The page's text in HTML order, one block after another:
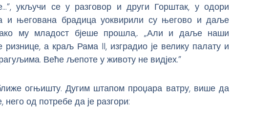
укључи се у разговор и други Горштак, у одори
и његована брадица уоквирили су његово и даље
му младост бјеше прошла,. „Али и даље наши
ризнице, а краљ Рама II, изградио је велику палату и
Веће љепоте у животу не видјех.”
огњишту. Дугим штапом проџара ватру, више да
од потребе да је разгори: